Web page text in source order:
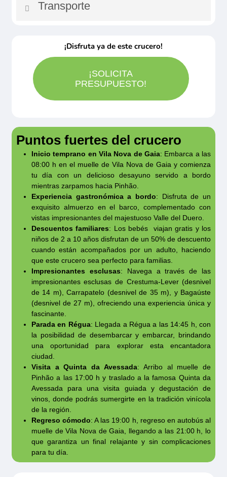
definitivo estará indicado en la documentación
caso de crecidas o decrecidas del río o
cualquier otro imprevisto de fuerza mayor, el
comandante puede verse obligado a modificar
el programa por motivos de seguridad sin que
Plato principal: Cerdo asado con patatas,
arroz y verduras
Postre: Dulce o de frutas
Bebidas: Vino blanco/tinto curado Doc
Estos productos pueden cambiar ya que están
sujetos a disponibilidad.
Formalidades aduaneras: documento nacional
deberán consultar con su embajada o
consulado.
Transporte
hotel en Oporto, así como traslados. Rogamos
consulten.
¡Disfruta ya de este crucero!
¡SOLICITA
PRESUPUESTO!
Puntos fuertes del crucero
Inicio temprano en Vila Nova de Gaia: Embarca a las
08:00 h en el muelle de Vila Nova de Gaia y comienza
tu día con un delicioso desayuno servido a bordo
mientras zarpamos hacia Pinhão.
Experiencia gastronómica a bordo: Disfruta de un
exquisito almuerzo en el barco, complementado con
vistas impresionantes del majestuoso Valle del Duero.
Descuentos familiares: Los bebés viajan gratis y los
niños de 2 a 10 años disfrutan de un 50% de descuento
cuando están acompañados por un adulto, haciendo
que este crucero sea perfecto para familias.
Impresionantes esclusas: Navega a través de las
impresionantes esclusas de Crestuma-Lever (desnivel
de 14 m), Carrapatelo (desnivel de 35 m), y Bagaúste
(desnivel de 27 m), ofreciendo una experiencia única y
fascinante.
Parada en Régua: Llegada a Régua a las 14:45 h, con
la posibilidad de desembarcar y embarcar, brindando
una oportunidad para explorar esta encantadora
ciudad.
Visita a Quinta da Avessada: Arribo al muelle de
Pinhão a las 17:00 h y traslado a la famosa Quinta da
Avessada para una visita guiada y degustación de
vinos, donde podrás sumergirte en la tradición vinícola
de la región.
Regreso cómodo: A las 19:00 h, regreso en autobús al
muelle de Vila Nova de Gaia, llegando a las 21:00 h, lo
que garantiza un final relajante y sin complicaciones
para tu día.